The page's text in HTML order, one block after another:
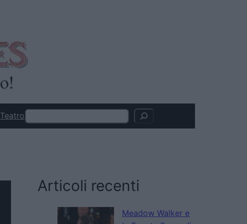
TeatroSearch
Articoli recenti
Meadow Walker e